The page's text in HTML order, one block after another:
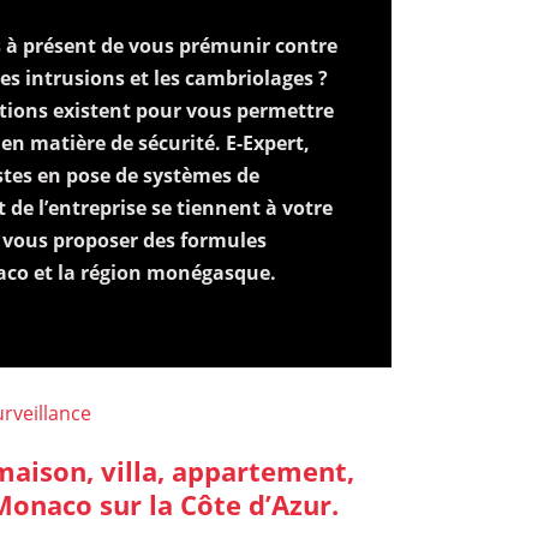
à présent de vous prémunir contre
intrusions et les cambriolages ?
existent pour vous permettre
matière de sécurité. E-Expert,
en pose de systèmes de
l’entreprise se tiennent à votre
proposer des formules
et la région monégasque.
villa, appartement,
sur la Côte d’Azur.